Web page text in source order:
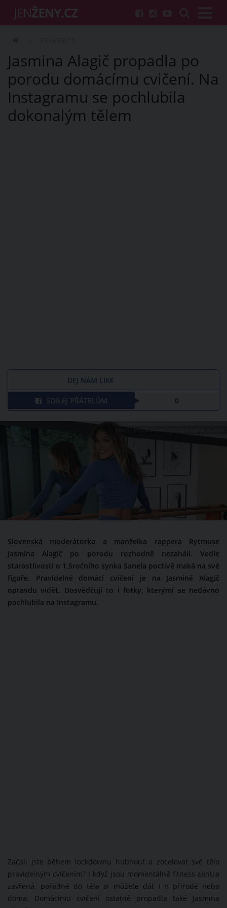
Jasmina Alagič propadla po
porodu domácímu cvičení. Na
Instagramu se pochlubila
dokonalým tělem
DEJ NÁM LIKE
SDÍLEJ PŘÁTELŮM 0
ZDROJ: INSTAGRAM.COM @JASMINA_ALAGIC
Slovenská moderátorka a manželka rappera Rytmuse
Jasmina Alagič po porodu rozhodně nezahálí. Vedle
starostlivosti o 1,5ročního synka Sanela poctivě maká na své
figuře. Pravidelné domácí cvičení je na Jasmině Alagič
opravdu vidět. Dosvědčují to i fotky, kterými se nedávno
pochlubila na Instagramu.
Začali jste během lockdownu hubnout a zocelovat své tělo
pravidelným cvičením? I když jsou momentálně fitness centra
zavřená, pořádně do těla si můžete dát i v přírodě nebo
doma. Domácímu cvičení ostatně propadla také Jasmina